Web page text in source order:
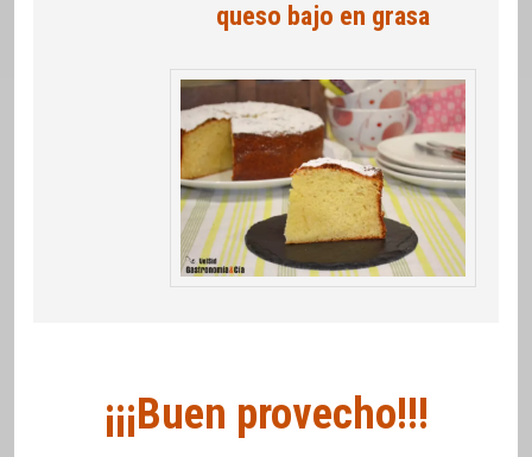
queso bajo en grasa
¡¡¡Buen provecho!!!